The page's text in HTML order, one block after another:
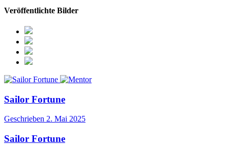
Veröffentlichte Bilder
Sailor Fortune
Geschrieben 2. Mai 2025
Sailor Fortune